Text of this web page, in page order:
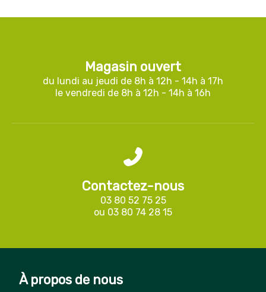
Magasin ouvert
du lundi au jeudi de 8h à 12h - 14h à 17h
le vendredi de 8h à 12h - 14h à 16h
Contactez-nous
03 80 52 75 25
ou 03 80 74 28 15
À propos de nous